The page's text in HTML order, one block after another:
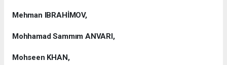
Mehman IBRAHİMOV,
Mohhamad Sammım ANVARI,
Mohseen KHAN,